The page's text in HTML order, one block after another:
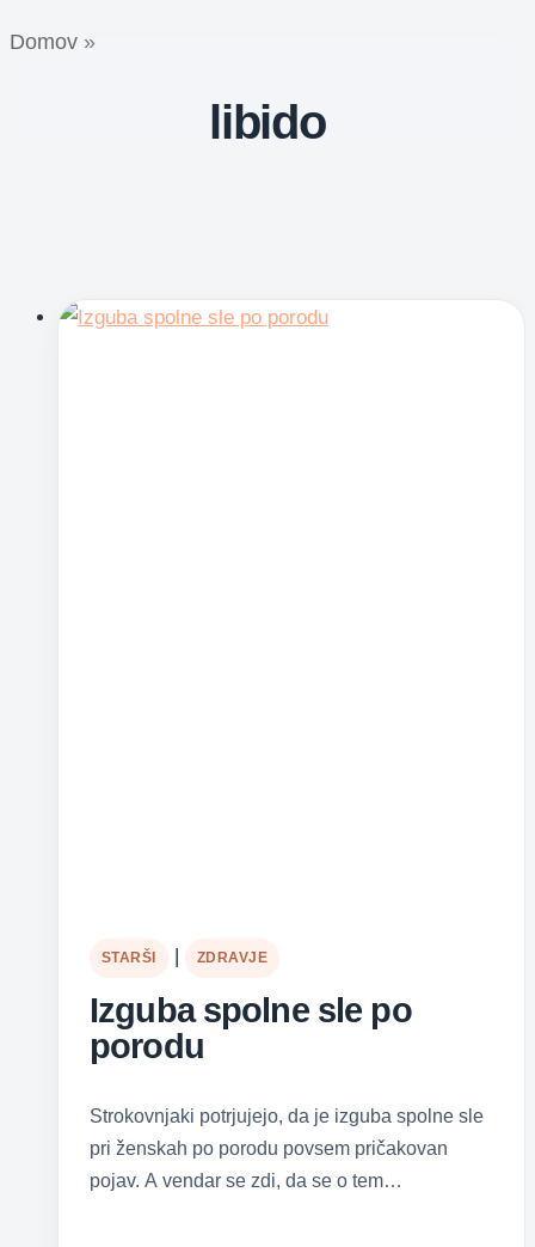
Domov »
libido
STARŠI ZDRAVJE
Izguba spolne sle po
porodu
Strokovnjaki potrjujejo, da je izguba spolne sle
pri ženskah po porodu povsem pričakovan
pojav. A vendar se zdi, da se o tem…